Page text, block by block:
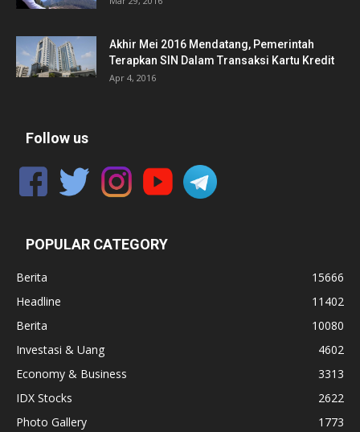
Akhir Mei 2016 Mendatang, Pemerintah
Terapkan SIN Dalam Transaksi Kartu Kredit
Apr 4, 2016
Follow us
POPULAR CATEGORY
Berita
15666
Headline
11402
Berita
10080
Investasi & Uang
4602
Economy & Business
3313
IDX Stocks
2622
Photo Gallery
1773